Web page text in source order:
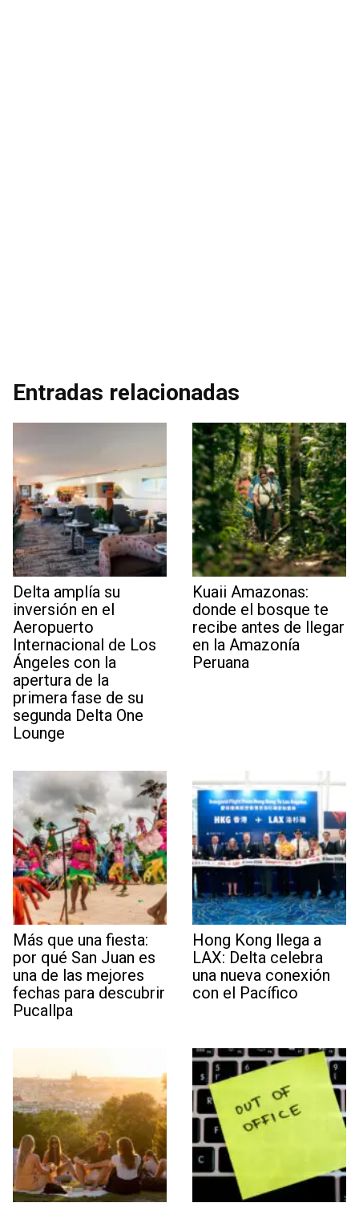
Entradas relacionadas
Delta amplía su
inversión en el
Aeropuerto
Internacional de Los
Ángeles con la
apertura de la
primera fase de su
segunda Delta One
Lounge
Kuaii Amazonas:
donde el bosque te
recibe antes de llegar
en la Amazonía
Peruana
Más que una fiesta:
por qué San Juan es
una de las mejores
fechas para descubrir
Pucallpa
Hong Kong llega a
LAX: Delta celebra
una nueva conexión
con el Pacífico